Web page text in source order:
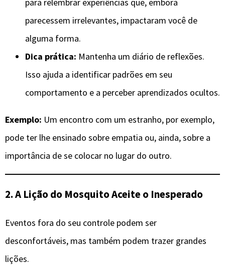
parecessem irrelevantes, impactaram você de
alguma forma.
Dica prática: Mantenha um diário de reflexões.
Isso ajuda a identificar padrões em seu
comportamento e a perceber aprendizados ocultos.
Exemplo: Um encontro com um estranho, por exemplo,
pode ter lhe ensinado sobre empatia ou, ainda, sobre a
importância de se colocar no lugar do outro.
2. A Lição do Mosquito Aceite o Inesperado
Eventos fora do seu controle podem ser
desconfortáveis, mas também podem trazer grandes
lições.